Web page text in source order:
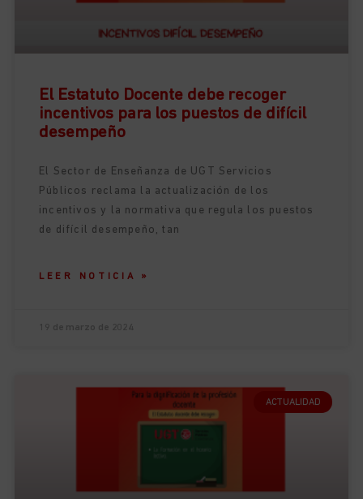
El Estatuto Docente debe recoger
incentivos para los puestos de difícil
desempeño
El Sector de Enseñanza de UGT Servicios
Públicos reclama la actualización de los
incentivos y la normativa que regula los puestos
de difícil desempeño, tan
LEER NOTICIA »
ACTUALIDAD